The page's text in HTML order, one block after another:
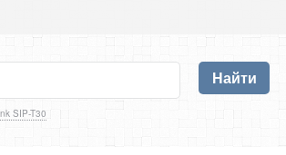
SIP-T30
Найти